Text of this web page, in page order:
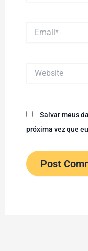
Salvar meus
próxima vez que